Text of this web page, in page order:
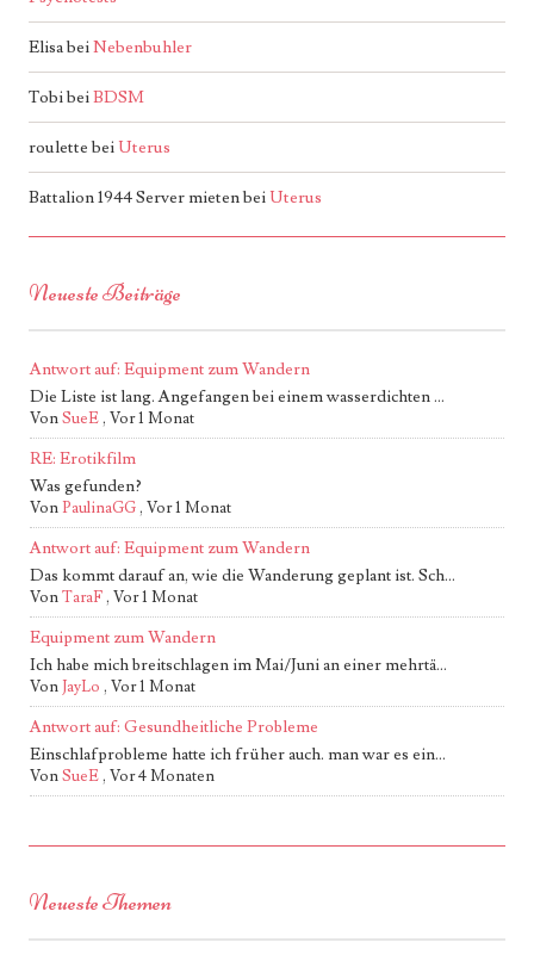
ElisabeiNebenbuhler
TobibeiBDSM
roulettebeiUterus
Battalion 1944 Server mietenbeiUterus
Neueste Beiträge
Antwort auf: Equipment zum Wandern
Die Liste ist lang. Angefangen bei einem wasserdichten ...
VonSueE, Vor 1 Monat
RE: Erotikfilm
Was gefunden?
VonPaulinaGG, Vor 1 Monat
Antwort auf: Equipment zum Wandern
Das kommt darauf an, wie die Wanderung geplant ist. Sch...
VonTaraF, Vor 1 Monat
Equipment zum Wandern
Ich habe mich breitschlagen im Mai/Juni an einer mehrtä...
VonJayLo , Vor 1 Monat
Antwort auf: Gesundheitliche Probleme
Einschlafprobleme hatte ich früher auch. man war es ein...
VonSueE, Vor 4 Monaten
Neueste Themen